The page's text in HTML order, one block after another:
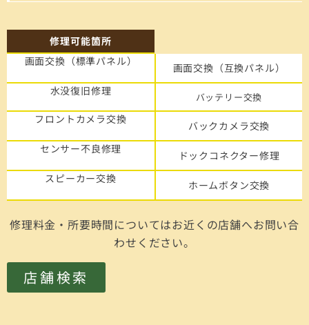
修理可能箇所
画面交換（標準パネル）
画面交換（互換パネル）
水没復旧修理
バッテリー交換
フロントカメラ交換
バックカメラ交換
センサー不良修理
ドックコネクター修理
スピーカー交換
ホームボタン交換
修理料金・所要時間についてはお近くの店舗へお問い合
わせください。
店舗検索